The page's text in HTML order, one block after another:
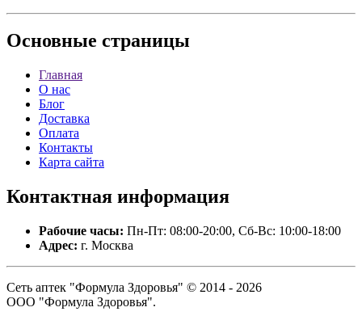
Основные страницы
Главная
О нас
Блог
Доставка
Оплата
Контакты
Карта сайта
Контактная информация
Рабочие часы: Пн-Пт: 08:00-20:00, Сб-Вс: 10:00-18:00
Адрес: г. Москва
Сеть аптек "Формула Здоровья" © 2014 - 2026
ООО "Формула Здоровья".